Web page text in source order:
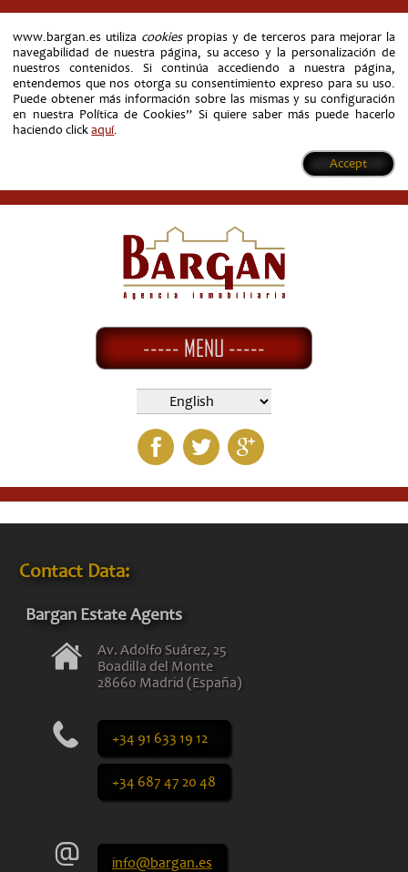
www.bargan.es utiliza cookiespropias y de terceros para mejorar la
navegabilidad de nuestra página, su acceso y la personalización de
nuestros contenidos. Si continúa accediendo a nuestra página,
entendemos que nos otorga su consentimiento expreso para su uso.
Puede obtener más información sobre las mismas y su configuración
en nuestra Política de Cookies” Si quiere saber más puede hacerlo
haciendo clickaquí.
Accept
Contact Data:
Bargan Estate Agents
Av. Adolfo Suárez, 25
Boadilla del Monte
28660 Madrid (España)
+34 91 633 19 12
+34 687 47 20 48
info@bargan.es